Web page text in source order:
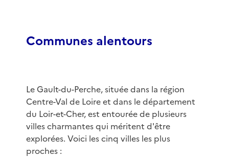
Communes alentours
Le Gault-du-Perche, située dans la région
Centre-Val de Loire et dans le département
du Loir-et-Cher, est entourée de plusieurs
villes charmantes qui méritent d'être
explorées. Voici les cinq villes les plus
proches :